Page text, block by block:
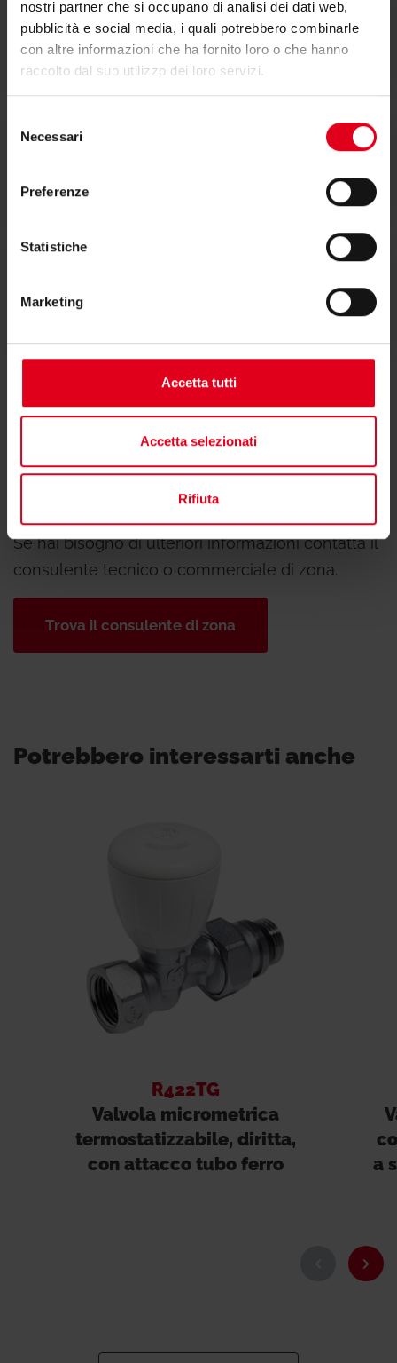
nostri partner che si occupano di analisi dei dati web,
pubblicità e social media, i quali potrebbero combinarle
con altre informazioni che ha fornito loro o che hanno
raccolto dal suo utilizzo dei loro servizi.
delNecessari
Preferenze
Statistiche
Marketing
Accetta tutti
Accetta selezionati
Rifiuta
Testi di capitolato
Hai bisogno di supporto per R421TG?
Se hai bisogno di ulteriori informazioni contatta il
consulente tecnico o commerciale di zona.
Trova il consulente di zona
Potrebbero interessarti anche
R422TG
Valvola micrometrica
termostatizzabile, diritta,
con attacco tubo ferro
a